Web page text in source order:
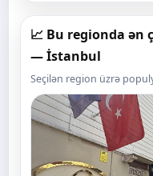
📈 Bu regionda ən
— İstanbul
Seçilən region üzrə